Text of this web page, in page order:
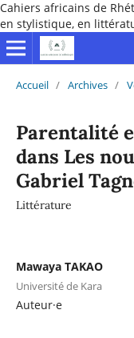
Cahiers africains de
en stylistique, en
Accueil / Archives /
Parentalité
dans Les
Gabriel
Littérature
Mawaya TAKAO
Université de Kara
Auteur·e